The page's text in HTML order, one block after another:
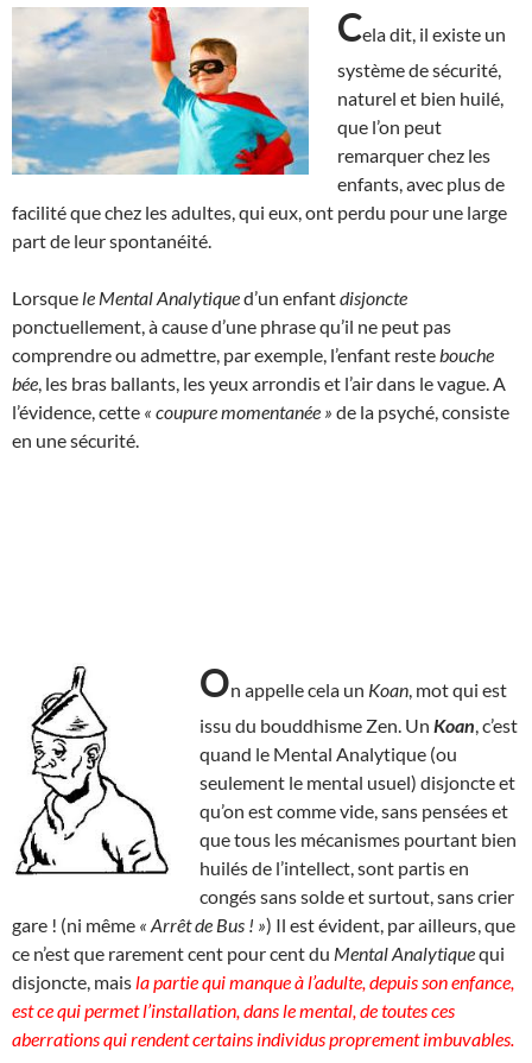
Cela dit, il existe un
système de sécurité,
naturel et bien huilé,
que l’on peut
remarquer chez les
enfants, avec plus de
facilité que chez les adultes, qui eux, ont perdu pour une large
part de leur spontanéité.
Lorsque le Mental Analytiqued’un enfantdisjoncte
ponctuellement, à cause d’une phrase qu’il ne peut pas
comprendre ou admettre, par exemple, l’enfant reste bouche
bée , les bras ballants, les yeux arrondis et l’air dans le vague. A
l’évidence, cette « coupure momentanée » de la psyché, consiste
en une sécurité.
On appelle cela un Koan , mot qui est
issu du bouddhisme Zen. Un Koan , c’est
quand le Mental Analytique (ou
seulement le mental usuel) disjoncte et
qu’on est comme vide, sans pensées et
que tous les mécanismes pourtant bien
huilés de l’intellect, sont partis en
congés sans solde et surtout, sans crier
gare ! (ni même « Arrêt de Bus ! ») Il est évident, par ailleurs, que
ce n’est que rarement cent pour cent du Mental Analytiquequi
disjoncte, mais la partie qui manque à l’adulte, depuis son enfance,
est ce qui permet l’installation, dans le mental, de toutes ces
aberrations qui rendent certains individus proprement imbuvables.